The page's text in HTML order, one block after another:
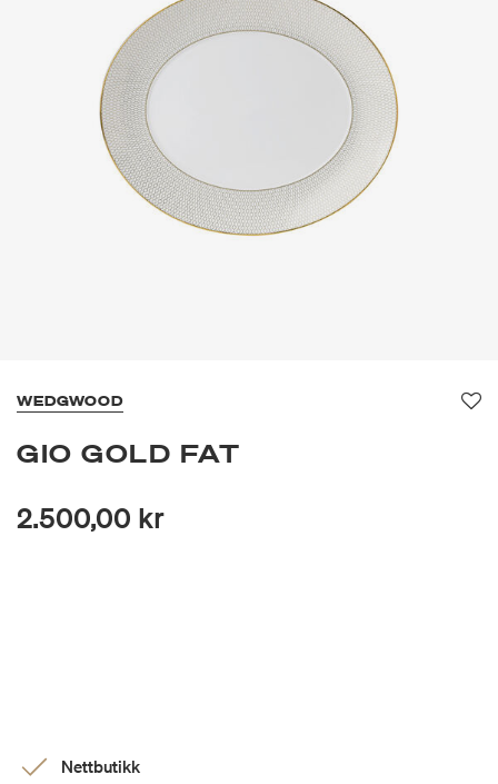
WEDGWOOD
GIO GOLD FAT
2.500,00 kr
Nettbutikk